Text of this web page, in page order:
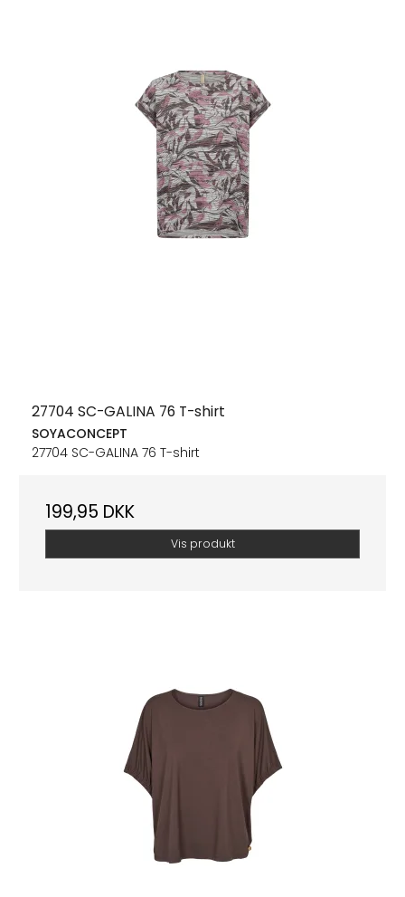
27704 SC-GALINA 76 T-shirt
SOYACONCEPT
27704 SC-GALINA 76 T-shirt
199,95 DKK
Vis produkt